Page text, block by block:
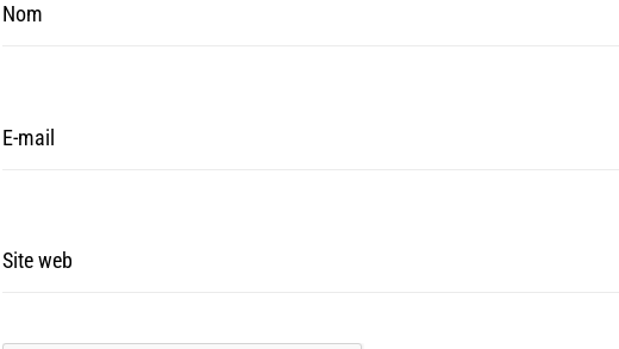
Nom
E-mail
Site web